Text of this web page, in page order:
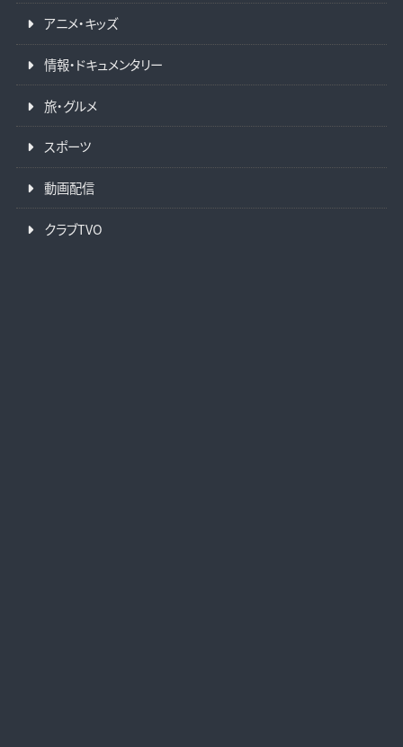
アニメ・キッズ
情報・ドキュメンタリー
旅・グルメ
スポーツ
動画配信
クラブTVO